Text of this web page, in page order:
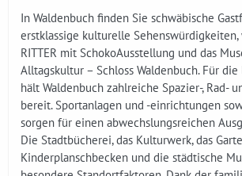
In Waldenbuch finden Sie schwäbische
erstklassige kulturelle Sehenswürdigkeiten,
RITTER mit SchokoAusstellung und das
Alltagskultur – Schloss Waldenbuch. Für
hält Waldenbuch zahlreiche Spazier-, Rad-
bereit. Sportanlagen und -einrichtungen
sorgen für einen abwechslungsreichen
Die Stadtbücherei, das Kulturwerk, das
Kinderplanschbecken und die städtische